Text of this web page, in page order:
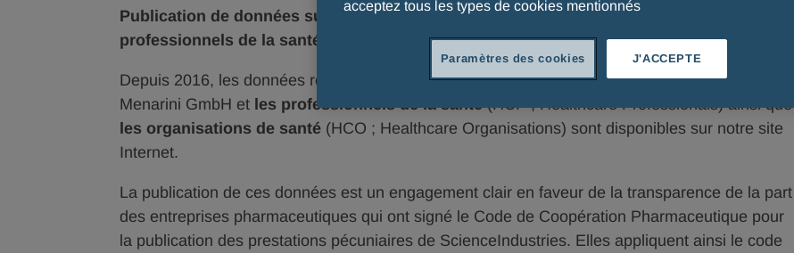
Publication de données sur l'interaction entre le secteur pharmaceutique et les
professionnels de la santé ainsi que les organisations de santé
Depuis 2016, les données relatives à la collaboration professionnelle entre la société A.
Menarini GmbH et les professionnels de la santé(HCP ; Healthcare Professionals) ainsi que
les organisations de santé (HCO ; Healthcare Organisations) sont disponibles sur notre site
Internet.
La publication de ces données est un engagement clair en faveur de la transparence de la part
des entreprises pharmaceutiques qui ont signé le Code de Coopération Pharmaceutique pour
la publication des prestations pécuniaires de ScienceIndustries. Elles appliquent ainsi le code
acceptez tous les types de cookies mentionnés
J'ACCEPTE
Paramètres des cookies